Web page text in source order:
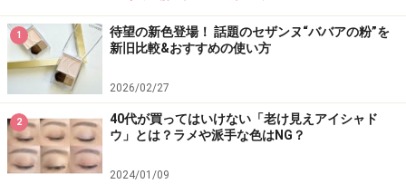
＜「リキッドアイライナーグランプリ」＞
※記事内容は執筆時点のものです。最新の内容をご確認くださ
い。
※個人の体質、また、誤った方法による実践に起因して肌荒れや
不調を引き起こす場合があります。実践の際には、必ず自身の体
質及び健康状態を十分に考慮し、正しい方法で行ってください。
1
待望の新色登場！ 話題のセザンヌ“ババアの粉”を
新旧比較&おすすめの使い方
2026/02/27
2
40代が買ってはいけない「老け見えアイシャド
ウ」とは？ラメや派手な色はNG？
2024/01/09